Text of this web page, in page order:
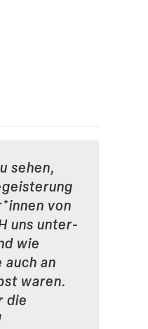
sehen,
von
uns unter­
wie
an
waren.
die